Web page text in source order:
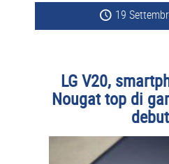
19
LG V20,
Nougat top di